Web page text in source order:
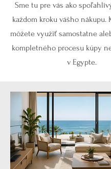
Sme tu pre vás ako
každom kroku vášho nákupu.
môžete využiť samostatne
kompletného procesu kúpy
v Egypte.